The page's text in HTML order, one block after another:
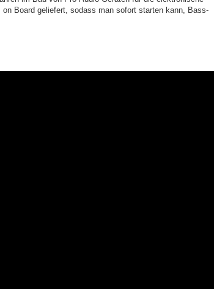
Board geliefert, sodass man sofort starten kann, Bass-